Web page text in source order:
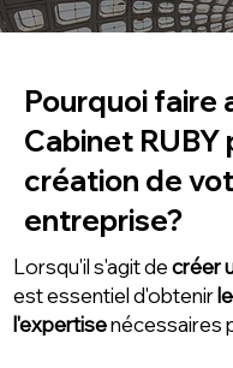
Pourquoi faire
Cabinet RUBY
création de
entreprise?
Lorsqu'il s'agit decréer
est essentiel d'obtenir
l'expertisenécessaires